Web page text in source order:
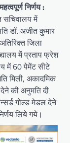
निर्णय :
सचिवालय में
डॉ. अजीत कुमार
जिला
मेें प्रताप फ्रेश
में 60 पेमेंट सीटे
मिली, अकादमिक
की अनुमति दी
गोल्ड मेडल देने
लिये गये।